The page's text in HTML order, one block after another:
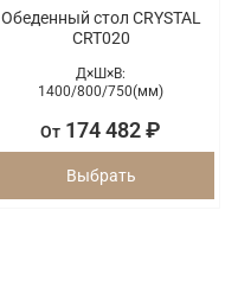
Обеденный стол CRYSTAL
CRT020
Д×Ш×В:
1400/800/750(мм)
От 174 482 ₽
Выбрать